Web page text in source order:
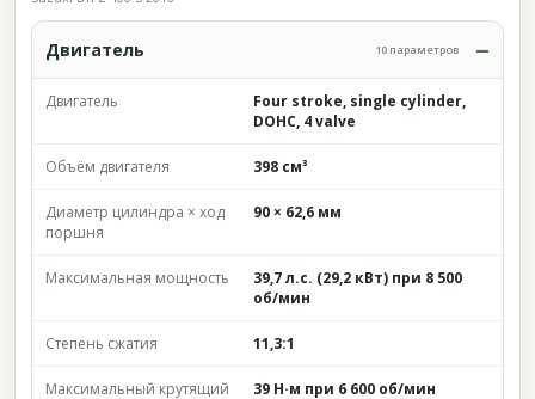
Двигатель 10 параметров
Двигатель
Four stroke, single cylinder,
DOHC, 4 valve
Объём двигателя 398 см³
Диаметр цилиндра × ход
поршня
90 × 62,6 мм
Максимальная мощность
39,7 л.с. (29,2 кВт) при 8 500
об/мин
Степень сжатия 11,3:1
Максимальный крутящий
39 Н·м при 6 600 об/мин